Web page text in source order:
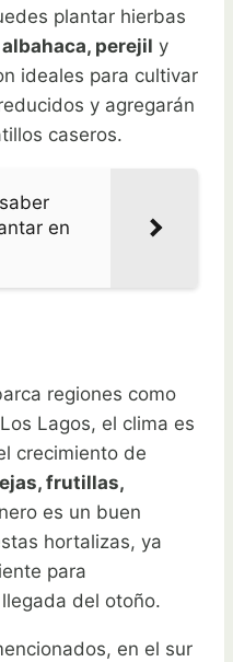
plantar hierbas
perejil y
ideales para cultivar
y agregarán
caseros.
en
regiones como
Lagos, el clima es
crecimiento de
frutillas,
es un buen
hortalizas, ya
para
del otoño.
en el sur